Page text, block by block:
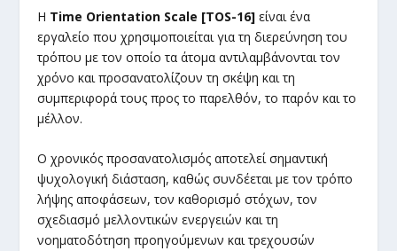
Η Time Orientation Scale [TOS-16] είναι ένα
εργαλείο που χρησιμοποιείται για τη διερεύνηση του
τρόπου με τον οποίο τα άτομα αντιλαμβάνονται τον
χρόνο και προσανατολίζουν τη σκέψη και τη
συμπεριφορά τους προς το παρελθόν, το παρόν και το
μέλλον.
Ο χρονικός προσανατολισμός αποτελεί σημαντική
ψυχολογική διάσταση, καθώς συνδέεται με τον τρόπο
λήψης αποφάσεων, τον καθορισμό στόχων, τον
σχεδιασμό μελλοντικών ενεργειών και τη
νοηματοδότηση προηγούμενων και τρεχουσών